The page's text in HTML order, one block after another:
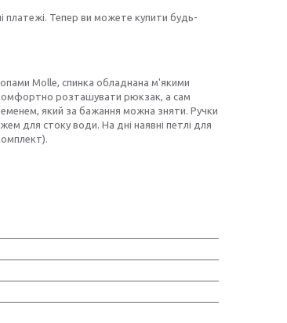
платежі. Тепер ви можете купити будь-
Molle, спинка обладнана м'якими
розташувати рюкзак, а сам
який за бажання можна зняти. Ручки
для стоку води. На дні наявні петлі для